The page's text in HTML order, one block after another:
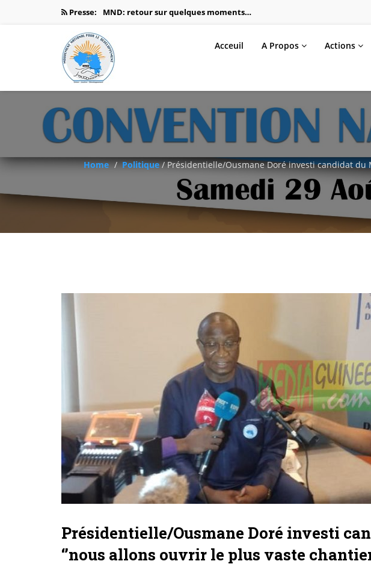
Presse: MND: retour sur quelques moments…
MND: c’est reparti pour une…
GUINÉE : DR OUSMANE DORÉ…
Dr Ousmane Doré du MND:‹‹Ma…
Doré, promet les reformes institutionnelles,…
Acceuil A Propos Actions
Home Politique /Présidentielle/Ousmane Doré investi candidat du
Présidentielle/Ousmane Doré investi
‘’nous allons ouvrir le plus vaste